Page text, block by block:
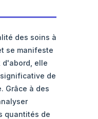
des soins à
se manifeste
d'abord, elle
de
Grâce à des
quantités de